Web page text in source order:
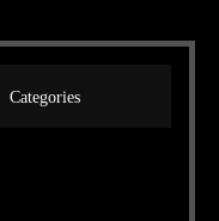
Categories